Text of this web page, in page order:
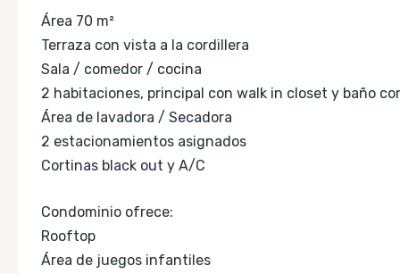
Área 70 m²
Terraza con vista a la cordillera
Sala / comedor / cocina
2 habitaciones, principal con walk in closet y baño
Área de lavadora / Secadora
2 estacionamientos asignados
Cortinas black out y A/C
Condominio ofrece:
Rooftop
Área de juegos infantiles